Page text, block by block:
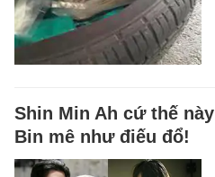
Shin Min Ah cứ thế
Bin mê như điếu đổ!